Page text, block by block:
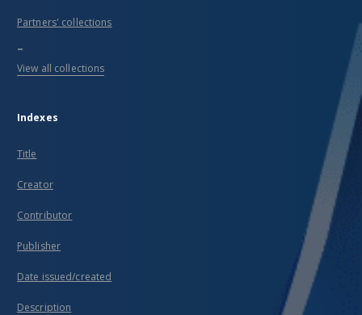
Partners' collections
...
View all collections
Indexes
Title
Creator
Contributor
Publisher
Date issued/created
Description